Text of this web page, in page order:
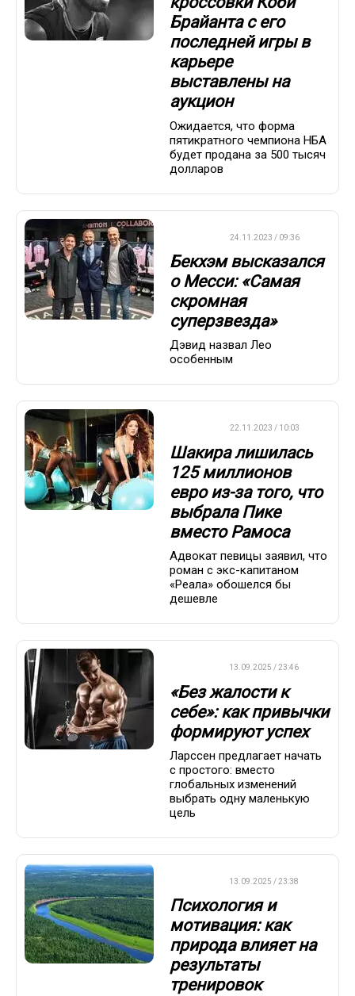
Брайанта с его
последней игры в
карьере
выставлены на
аукцион
Ожидается, что форма
пятикратного чемпиона НБА
будет продана за 500 тысяч
долларов
24.11.2023 / 09:36
Бекхэм высказался
о Месси: «Самая
скромная
суперзвезда»
Дэвид назвал Лео
особенным
22.11.2023 / 10:03
Шакира лишилась
125 миллионов
евро из-за того, что
выбрала Пике
вместо Рамоса
Адвокат певицы заявил, что
роман с экс-капитаном
«Реала» обошелся бы
дешевле
13.09.2025 / 23:46
«Без жалости к
себе»: как привычки
формируют успех
Ларссен предлагает начать
с простого: вместо
глобальных изменений
выбрать одну маленькую
цель
13.09.2025 / 23:38
Психология и
мотивация: как
природа влияет на
результаты
тренировок